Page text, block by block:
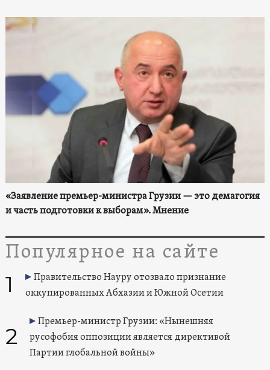
«Заявление премьер-министра Грузии — это демагогия
и часть подготовки к выборам». Мнение
Популярное на сайте
1
Правительство Науру отозвало признание
оккупированных Абхазии и Южной Осетии
2
Премьер-министр Грузии: «Нынешняя
русофобия оппозиции является директивой
Партии глобальной войны»